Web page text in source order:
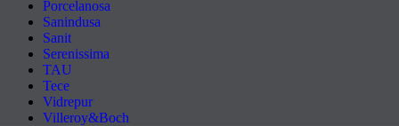
Porcelanosa
Sanindusa
Sanit
Serenissima
TAU
Tece
Vidrepur
Villeroy&Boch